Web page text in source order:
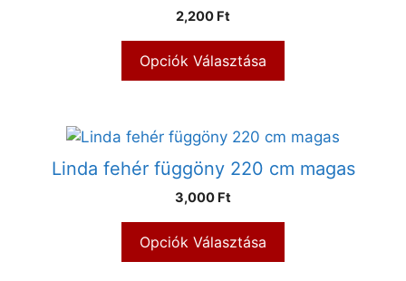
2,200 Ft
Opciók Választása
Linda fehér függöny 220 cm magas
3,000 Ft
Opciók Választása